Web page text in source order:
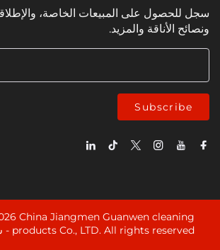
على المبيعات الخاصة، والإطلاقات
والمزيد.
بريدك
© 2026 China Jiangmen Guanwen
products Co., LTD. All rights
سياسة